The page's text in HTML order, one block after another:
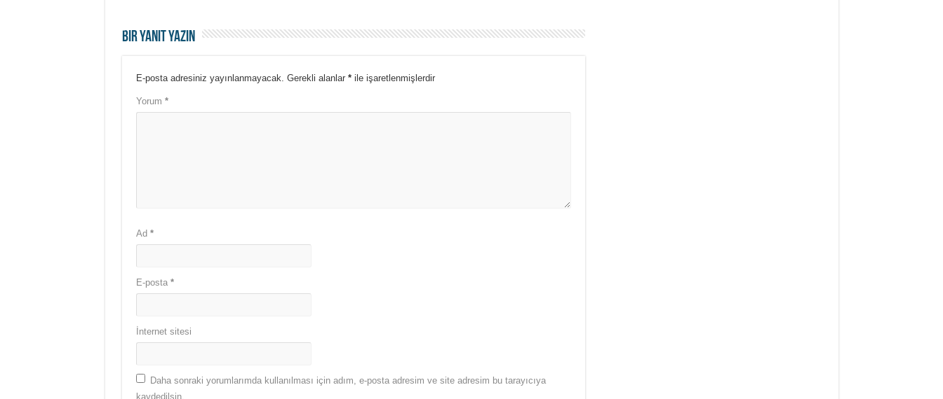
Bir yanıt yazın
E-posta adresiniz yayınlanmayacak. Gerekli alanlar *ile işaretlenmişlerdir
Yorum *
Ad *
E-posta *
İnternet sitesi
Daha sonraki yorumlarımda kullanılması için adım, e-posta adresim ve site adresim bu tarayıcıya
kaydedilsin.